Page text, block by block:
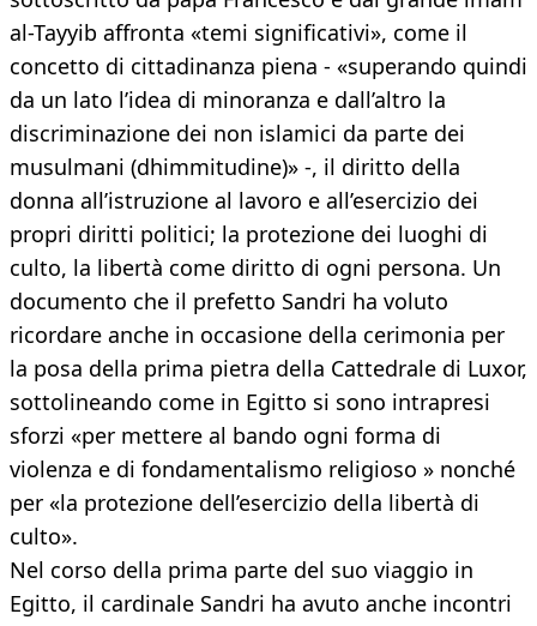
al-Tayyib affronta «temi significativi», come il
concetto di cittadinanza piena - «superando quindi
da un lato l’idea di minoranza e dall’altro la
discriminazione dei non islamici da parte dei
musulmani (dhimmitudine)» -, il diritto della
donna all’istruzione al lavoro e all’esercizio dei
propri diritti politici; la protezione dei luoghi di
culto, la libertà come diritto di ogni persona. Un
documento che il prefetto Sandri ha voluto
ricordare anche in occasione della cerimonia per
la posa della prima pietra della Cattedrale di Luxor,
sottolineando come in Egitto si sono intrapresi
sforzi «per mettere al bando ogni forma di
violenza e di fondamentalismo religioso » nonché
per «la protezione dell’esercizio della libertà di
culto».
Nel corso della prima parte del suo viaggio in
Egitto, il cardinale Sandri ha avuto anche incontri